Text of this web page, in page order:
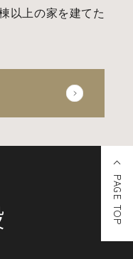
以上の家を建てた
PAGE TOP